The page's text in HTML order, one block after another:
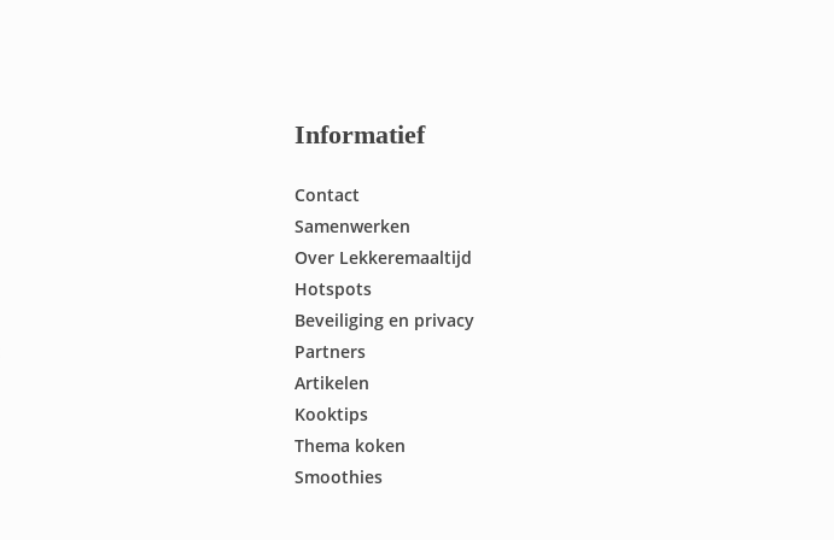
Informatief
Contact
Samenwerken
Over Lekkeremaaltijd
Hotspots
Beveiliging en privacy
Partners
Artikelen
Kooktips
Thema koken
Smoothies